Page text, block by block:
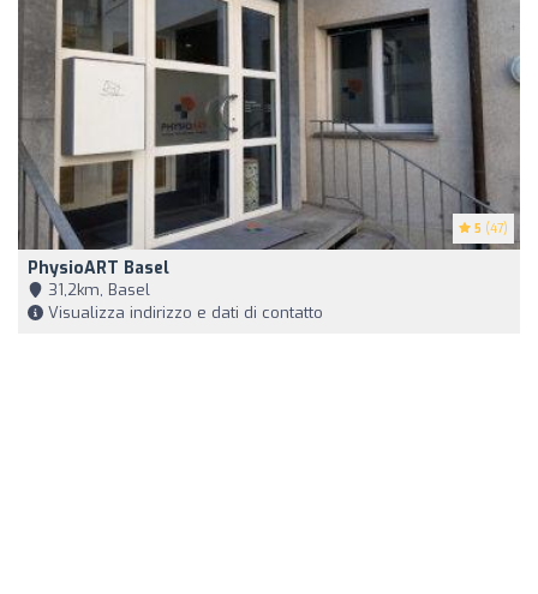
5 (47)
PhysioART Basel
31,2km, Basel
Visualizza indirizzo e dati di contatto